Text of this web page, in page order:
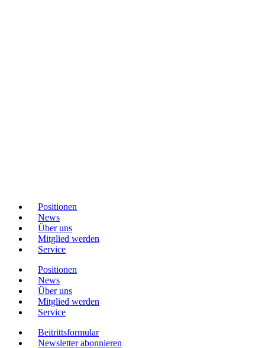
Positionen
News
Über uns
Mitglied werden
Service
Positionen
News
Über uns
Mitglied werden
Service
Beitrittsformular
Newsletter abonnieren